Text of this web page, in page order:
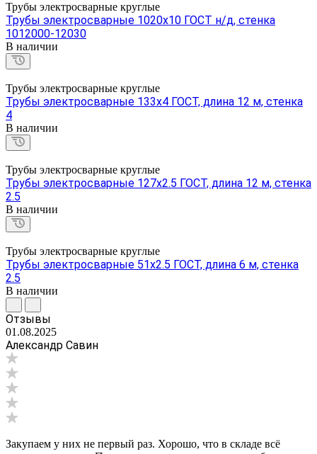
Трубы электросварные круглые
Трубы электросварные 1020х10 ГОСТ н/д, стенка
1012000-12030
В наличии
Трубы электросварные круглые
Трубы электросварные 133х4 ГОСТ, длина 12 м, стенка
4
В наличии
Трубы электросварные круглые
Трубы электросварные 127х2.5 ГОСТ, длина 12 м, стенка
2.5
В наличии
Трубы электросварные круглые
Трубы электросварные 51х2.5 ГОСТ, длина 6 м, стенка
2.5
В наличии
Отзывы
01.08.2025
Александр Савин
Закупаем у них не первый раз. Хорошо, что в складе всё